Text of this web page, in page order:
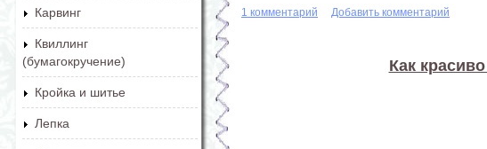
Карвинг
Квиллинг
(бумагокручение)
Кройка и шитье
Лепка
1 комментарий Добавить комментарий
Как